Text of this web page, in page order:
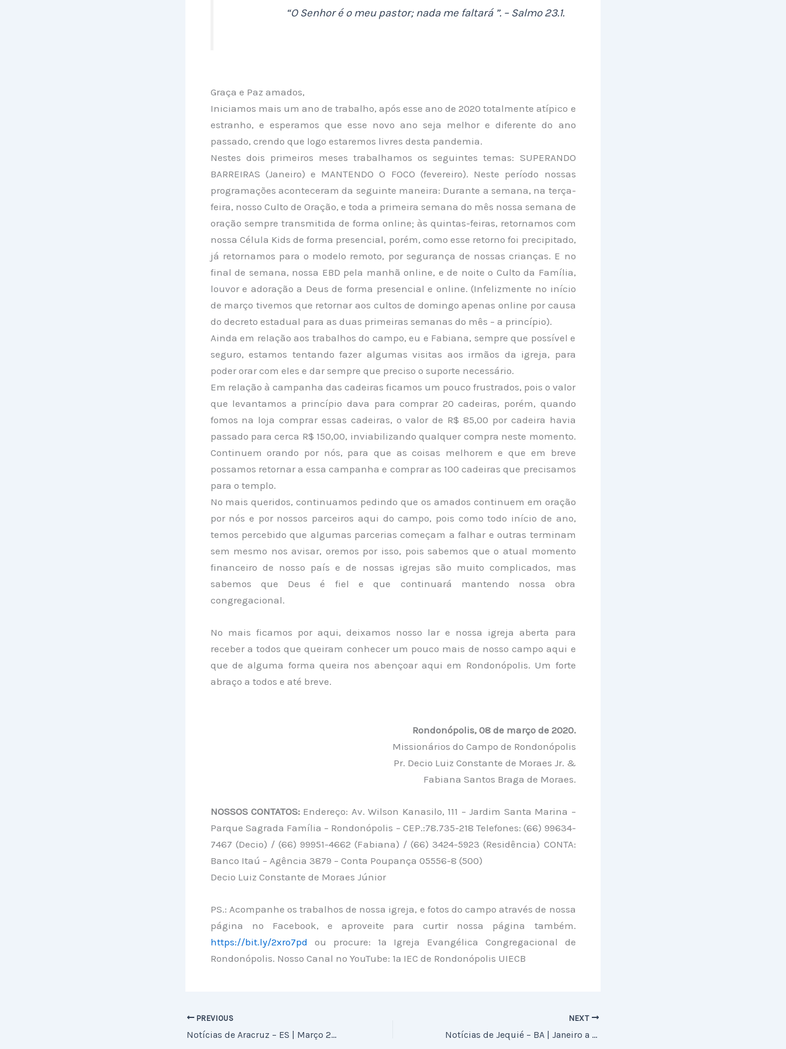
“O Senhor é o meu pastor; nada me faltará ”. – Salmo 23.1.
Graça e Paz amados,
Iniciamos mais um ano de trabalho, após esse ano de 2020 totalmente atípico e
estranho, e esperamos que esse novo ano seja melhor e diferente do ano
passado, crendo que logo estaremos livres desta pandemia.
Nestes dois primeiros meses trabalhamos os seguintes temas: SUPERANDO
BARREIRAS (Janeiro) e MANTENDO O FOCO (fevereiro). Neste período nossas
programações aconteceram da seguinte maneira: Durante a semana, na terça-
feira, nosso Culto de Oração, e toda a primeira semana do mês nossa semana de
oração sempre transmitida de forma online; às quintas-feiras, retornamos com
nossa Célula Kids de forma presencial, porém, como esse retorno foi precipitado,
já retornamos para o modelo remoto, por segurança de nossas crianças. E no
final de semana, nossa EBD pela manhã online, e de noite o Culto da Família,
louvor e adoração a Deus de forma presencial e online. (Infelizmente no início
de março tivemos que retornar aos cultos de domingo apenas online por causa
do decreto estadual para as duas primeiras semanas do mês – a princípio).
Ainda em relação aos trabalhos do campo, eu e Fabiana, sempre que possível e
seguro, estamos tentando fazer algumas visitas aos irmãos da igreja, para
poder orar com eles e dar sempre que preciso o suporte necessário.
Em relação à campanha das cadeiras ficamos um pouco frustrados, pois o valor
que levantamos a princípio dava para comprar 20 cadeiras, porém, quando
fomos na loja comprar essas cadeiras, o valor de R$ 85,00 por cadeira havia
passado para cerca R$ 150,00, inviabilizando qualquer compra neste momento.
Continuem orando por nós, para que as coisas melhorem e que em breve
possamos retornar a essa campanha e comprar as 100 cadeiras que precisamos
para o templo.
No mais queridos, continuamos pedindo que os amados continuem em oração
por nós e por nossos parceiros aqui do campo, pois como todo início de ano,
temos percebido que algumas parcerias começam a falhar e outras terminam
sem mesmo nos avisar, oremos por isso, pois sabemos que o atual momento
financeiro de nosso país e de nossas igrejas são muito complicados, mas
sabemos que Deus é fiel e que continuará mantendo nossa obra
congregacional.
No mais ficamos por aqui, deixamos nosso lar e nossa igreja aberta para
receber a todos que queiram conhecer um pouco mais de nosso campo aqui e
que de alguma forma queira nos abençoar aqui em Rondonópolis. Um forte
abraço a todos e até breve.
Rondonópolis, 08 de março de 2020.
Missionários do Campo de Rondonópolis
Pr. Decio Luiz Constante de Moraes Jr. &
Fabiana Santos Braga de Moraes.
NOSSOS CONTATOS:Endereço: Av. Wilson Kanasilo, 111 – Jardim Santa Marina –
Parque Sagrada Família – Rondonópolis – CEP.:78.735-218 Telefones: (66) 99634-
7467 (Decio) / (66) 99951-4662 (Fabiana) / (66) 3424-5923 (Residência) CONTA:
Banco Itaú – Agência 3879 – Conta Poupança 05556-8 (500)
Decio Luiz Constante de Moraes Júnior
PS.: Acompanhe os trabalhos de nossa igreja, e fotos do campo através de nossa
página no Facebook, e aproveite para curtir nossa página também.
https://bit.ly/2xro7pd ou procure: 1ª Igreja Evangélica Congregacional de
Rondonópolis. Nosso Canal no YouTube: 1ª IEC de Rondonópolis UIECB
PREVIOUS
Notícias de Aracruz – ES | Março 2021
NEXT
Notícias de Jequié – BA | Janeiro a Março 2021